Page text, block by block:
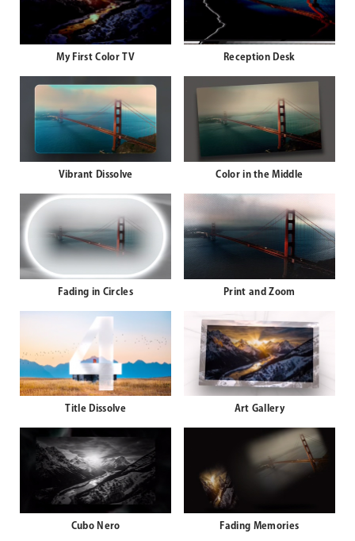
My First Color TV Reception Desk
Vibrant Dissolve Color in the Middle
Fading in Circles Print and Zoom
Title Dissolve Art Gallery
Cubo Nero Fading Memories